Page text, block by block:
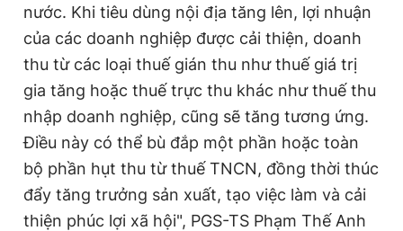
nước. Khi tiêu dùng nội địa tăng lên, lợi nhuận
của các doanh nghiệp được cải thiện, doanh
thu từ các loại thuế gián thu như thuế giá trị
gia tăng hoặc thuế trực thu khác như thuế thu
nhập doanh nghiệp, cũng sẽ tăng tương ứng.
Điều này có thể bù đắp một phần hoặc toàn
bộ phần hụt thu từ thuế TNCN, đồng thời thúc
đẩy tăng trưởng sản xuất, tạo việc làm và cải
thiện phúc lợi xã hội", PGS-TS Phạm Thế Anh